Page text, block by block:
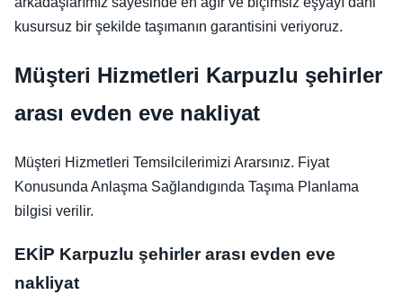
kusursuz bir şekilde taşımanın garantisini veriyoruz.
Müşteri Hizmetleri Karpuzlu şehirler
arası evden eve nakliyat
Müşteri Hizmetleri Temsilcilerimizi Ararsınız. Fiyat
Konusunda Anlaşma Sağlandıgında Taşıma Planlama
bilgisi verilir.
EKİP Karpuzlu şehirler arası evden eve
nakliyat